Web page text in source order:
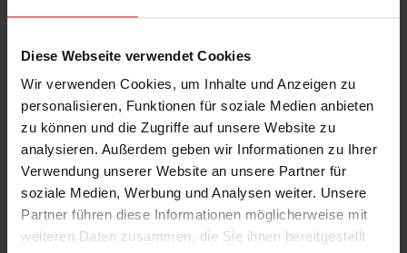
Diese Webseite verwendet Cookies
Wir verwenden Cookies, um Inhalte und Anzeigen zu
personalisieren, Funktionen für soziale Medien anbieten
zu können und die Zugriffe auf unsere Website zu
analysieren. Außerdem geben wir Informationen zu Ihrer
Verwendung unserer Website an unsere Partner für
soziale Medien, Werbung und Analysen weiter. Unsere
Partner führen diese Informationen möglicherweise mit
weiteren Daten zusammen, die Sie ihnen bereitgestellt